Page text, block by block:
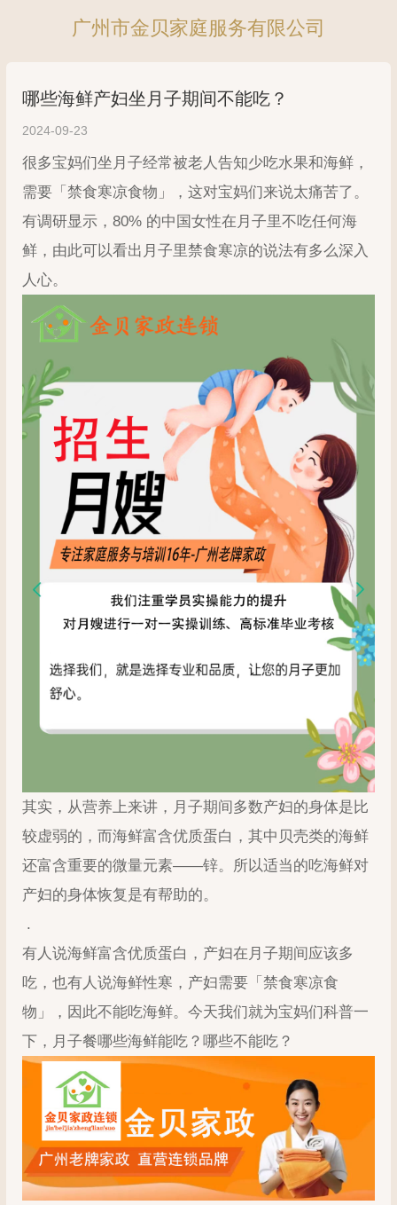
广州市金贝家庭服务有限公司
哪些海鲜产妇坐月子期间不能吃？
2024-09-23
很多宝妈们坐月子经常被老人告知少吃水果和海鲜，
需要「禁食寒凉食物」，这对宝妈们来说太痛苦了。
有调研显示，80% 的中国女性在月子里不吃任何海
鲜，由此可以看出月子里禁食寒凉的说法有多么深入
人心。
其实，从营养上来讲，月子期间多数产妇的身体是比
较虚弱的，而海鲜富含优质蛋白，其中贝壳类的海鲜
还富含重要的微量元素——锌。所以适当的吃海鲜对
产妇的身体恢复是有帮助的。
.
有人说海鲜富含优质蛋白，产妇在月子期间应该多
吃，也有人说海鲜性寒，产妇需要「禁食寒凉食
物」，因此不能吃海鲜。今天我们就为宝妈们科普一
下，月子餐哪些海鲜能吃？哪些不能吃？